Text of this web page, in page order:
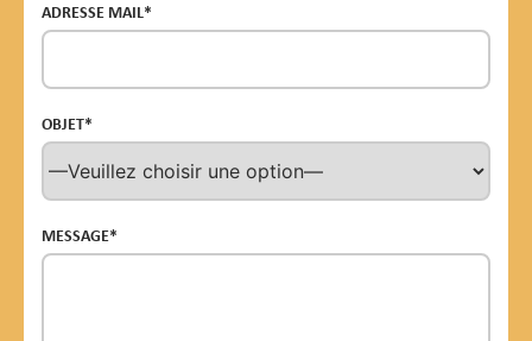
ADRESSE MAIL*
OBJET*
MESSAGE*